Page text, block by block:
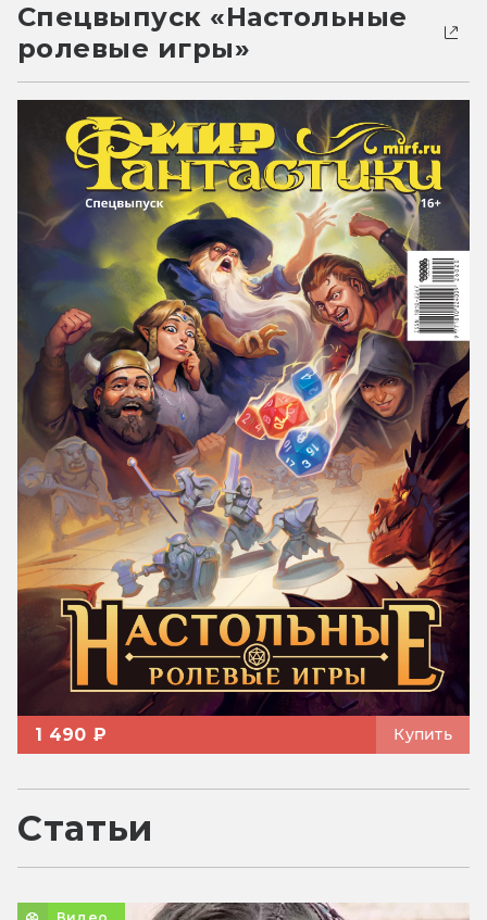
Спецвыпуск «Настольные
ролевые игры»
1 490 ₽ Купить
Статьи